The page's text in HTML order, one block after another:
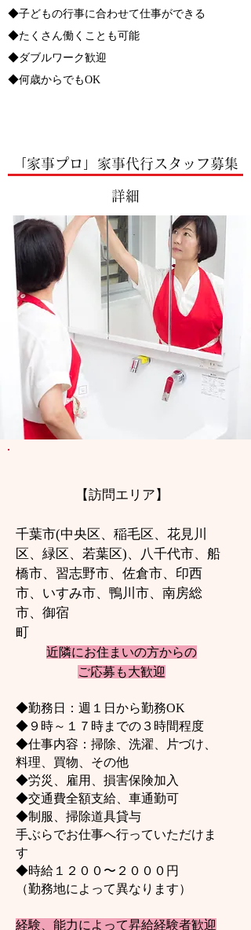
◆子どもの行事に合わせて仕事ができる
◆たくさん働くことも可能
◆ダブルワーク歓迎
◆何歳からでもOK
「家事プロ」家事代行スタッフ募集
​詳細
【訪問エリア】
千葉市(中央区、稲毛区、花見川
区、緑区、若葉区)、八千代市、船
橋市、習志野市、佐倉市、印西
市、いすみ市、鴨川市、南房総
市、御宿
​町
近隣にお住まいの方からの
ご応募も大歓迎
◆勤務日：週 １日から勤務OK
◆９時～１７時までの３時間程度
◆仕事内容：掃除、洗濯、片づけ、
料理、買物、その他
◆労災、雇用、損害保険加入
◆交通費全額支給、車通勤可
◆制服、掃除道具貸与
手ぶらでお仕事へ行っていただけま
す
◆時給１２００〜２０００円
（勤務地によって異なります）
経験、能力によって昇給経験者歓迎